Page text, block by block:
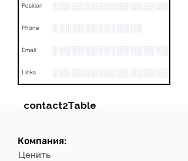
Position
Phone ░░░░░░░░░░░░░░
Email ░░░░░░░░░░░░░░░░░░░░
Links
contact2Table
Field
Компания:
Ценить